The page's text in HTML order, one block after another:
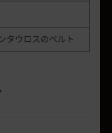
タウロスのベルト